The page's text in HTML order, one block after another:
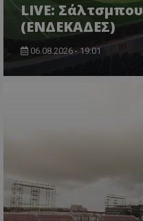
LIVE:
(ΕΝΔΕΚΑΔΕΣ)
06.08.2026 - 19:01